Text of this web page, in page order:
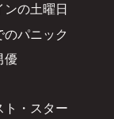
ンの土曜日
のパニック
優
ト・スター